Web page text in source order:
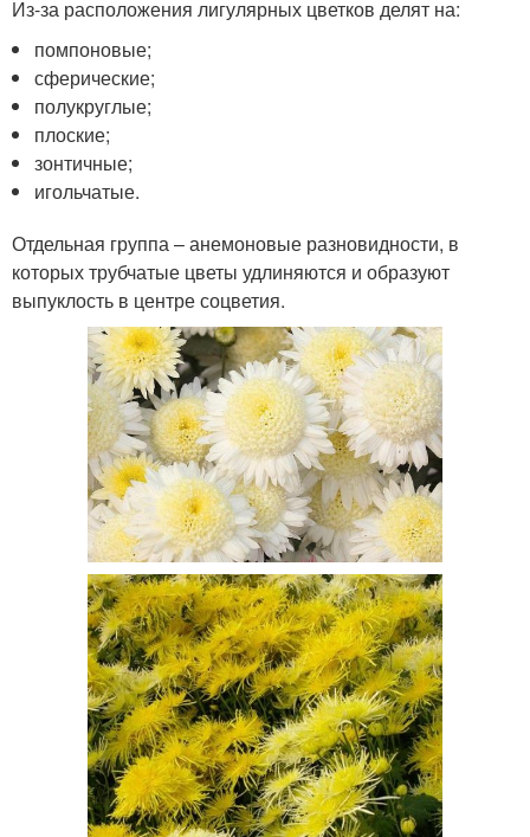
Из-за расположения лигулярных цветков делят на:
помпоновые;
сферические;
полукруглые;
плоские;
зонтичные;
игольчатые.
Отдельная группа – анемоновые разновидности, в
которых трубчатые цветы удлиняются и образуют
выпуклость в центре соцветия.